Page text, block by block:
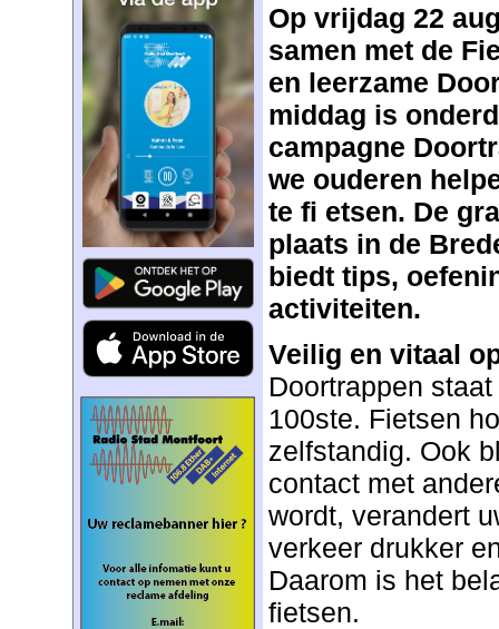
Op vrijdag 22
samen met de
en leerzame
middag is
campagne
we ouderen
te fi etsen. De
plaats in de
biedt tips,
activiteiten.
Veilig en vitaal
Doortrappen
100ste. Fietsen
zelfstandig. Ook
contact met
wordt, verandert
verkeer drukker
Daarom is het
fietsen.